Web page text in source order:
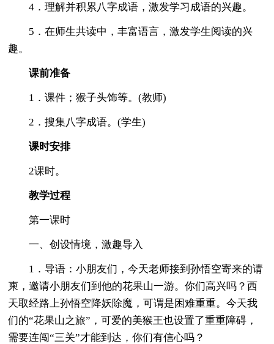
4．理解并积累八字成语，激发学习成语的兴趣。
5．在师生共读中，丰富语言，激发学生阅读的兴
趣。
课前准备
1．课件；猴子头饰等。(教师)
2．搜集八字成语。(学生)
课时安排
2课时。
教学过程
第一课时
一、创设情境，激趣导入
1．导语：小朋友们，今天老师接到孙悟空寄来的请
柬，邀请小朋友们到他的花果山一游。你们高兴吗？西
天取经路上孙悟空降妖除魔，可谓是困难重重。今天我
们的“花果山之旅”，可爱的美猴王也设置了重重障碍，
需要连闯“三关”才能到达，你们有信心吗？